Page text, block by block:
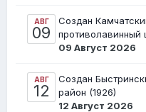
АВГ
09
Создан
противолавинный
09 Август 2026
АВГ
12
Создан
район (1926)
12 Август 2026